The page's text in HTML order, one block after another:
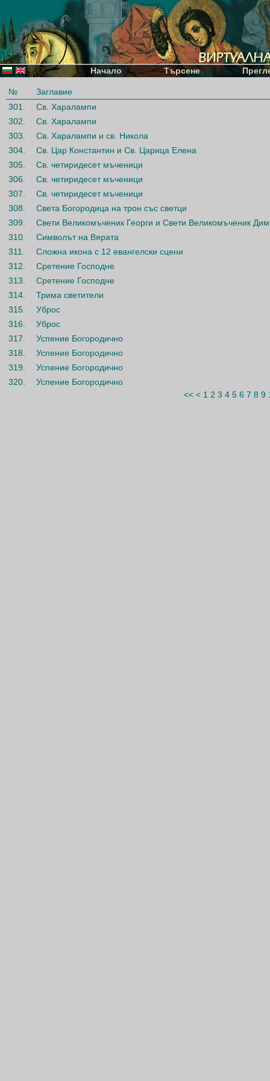
Начало Търсене
№
Заглавие
301.
Св. Харалампи
302.
Св. Харалампи
303.
Св. Харалампи и св. Никола
304.
Св. Цар Константин и Св. Царица Елена
305.
Св. четиридесет мъченици
306.
Св. четиридесет мъченици
307.
Св. четиридесет мъченици
308.
Света Богородица на трон със светци
309.
Свети Великомъченик Георги и Свети Великомъченик
310.
Символът на Вярата
311.
Сложна икона с 12 евангелски сцени
312.
Сретение Господне
313.
Сретение Господне
314.
Трима светители
315.
Уброс
316.
Уброс
317.
Успение Богородично
318.
Успение Богородично
319.
Успение Богородично
320.
Успение Богородично
<< < 1 2 3 4 5 6 7 8 9